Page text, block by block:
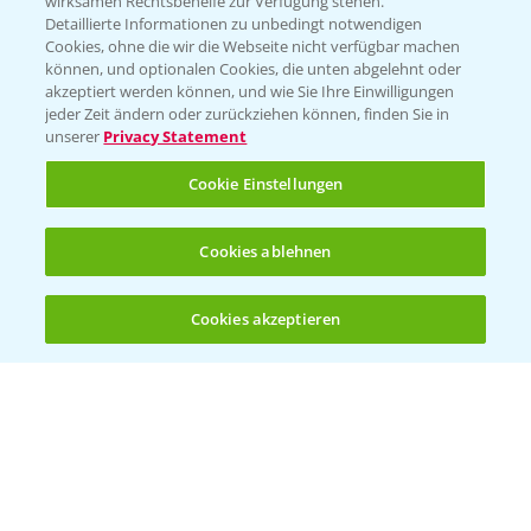
(noch 4)
Beratung auf WhatsApp
T.+49 (0)174 346 564 1
KONTAKT
Hilfe in Notfällen
+49 (0)214/30-20220
Detaillierte Informationen zu unbedingt notwendigen
Cookies, ohne die wir die Webseite nicht verfügbar machen
können, und optionalen Cookies, die unten abgelehnt oder
akzeptiert werden können, und wie Sie Ihre Einwilligungen
jeder Zeit ändern oder zurückziehen können, finden Sie in
unserer Privacy Statement
Cookie Einstellungen
Cookies ablehnen
Cookies akzeptieren